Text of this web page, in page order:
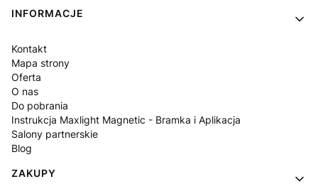
INFORMACJE
Kontakt
Mapa strony
Oferta
O nas
Do pobrania
Instrukcja Maxlight Magnetic - Bramka i Aplikacja
Salony partnerskie
Blog
ZAKUPY